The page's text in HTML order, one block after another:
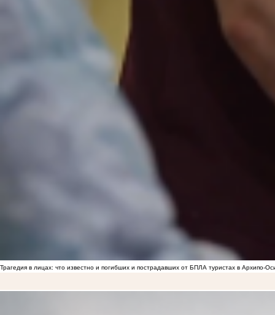
Трагедия в лицах: что известно и погибших и пострадавших от БПЛА туристах в Архипо-